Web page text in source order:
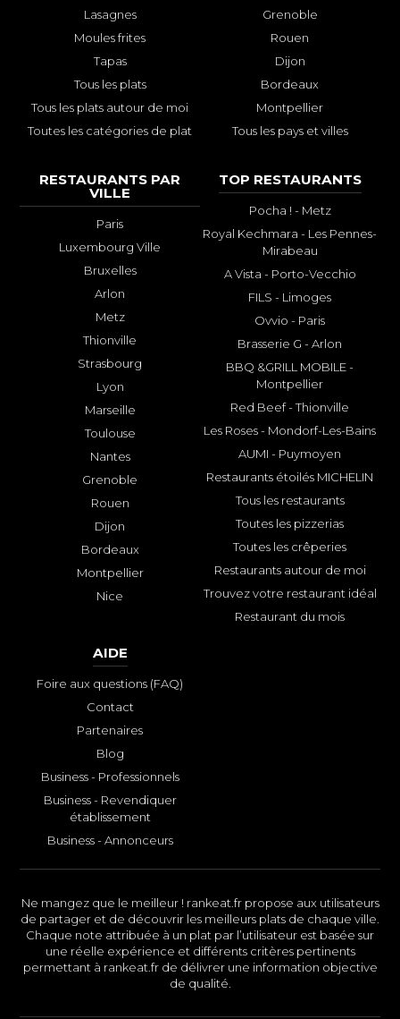
Lasagnes
Moules frites
Tapas
Tous les plats
Tous les plats autour de moi
Toutes les catégories de plat
Grenoble
Rouen
Dijon
Bordeaux
Montpellier
Tous les pays et villes
RESTAURANTS PAR
VILLE
Paris
Luxembourg Ville
Bruxelles
Arlon
Metz
Thionville
Strasbourg
Lyon
Marseille
Toulouse
Nantes
Grenoble
Rouen
Dijon
Bordeaux
Montpellier
Nice
TOP RESTAURANTS
Pocha ! - Metz
Royal Kechmara - Les Pennes-
Mirabeau
A Vista - Porto-Vecchio
FILS - Limoges
Ovvio - Paris
Brasserie G - Arlon
BBQ &GRILL MOBILE -
Montpellier
Red Beef - Thionville
Les Roses - Mondorf-Les-Bains
AUMI - Puymoyen
Restaurants étoilés MICHELIN
Tous les restaurants
Toutes les pizzerias
Toutes les crêperies
Restaurants autour de moi
Trouvez votre restaurant idéal
Restaurant du mois
AIDE
Foire aux questions (FAQ)
Contact
Partenaires
Blog
Business - Professionnels
Business - Revendiquer
établissement
Business - Annonceurs
Ne mangez que le meilleur ! rankeat.fr propose aux utilisateurs
de partager et de découvrir les meilleurs plats de chaque ville.
Chaque note attribuée à un plat par l’utilisateur est basée sur
une réelle expérience et différents critères pertinents
permettant à rankeat.fr de délivrer une information objective
de qualité.